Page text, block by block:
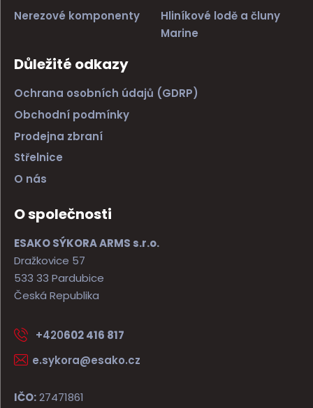
Nerezové komponenty
Hliníkové lodě a čluny
Marine
Důležité odkazy
Ochrana osobních údajů (GDRP)
Obchodní podmínky
Prodejna zbraní
Střelnice
O nás
O společnosti
ESAKO SÝKORA ARMS s.r.o.
Dražkovice 57
533 33 Pardubice
Česká Republika
+420602 416 817
e.sykora@esako.cz
IČO:27471861